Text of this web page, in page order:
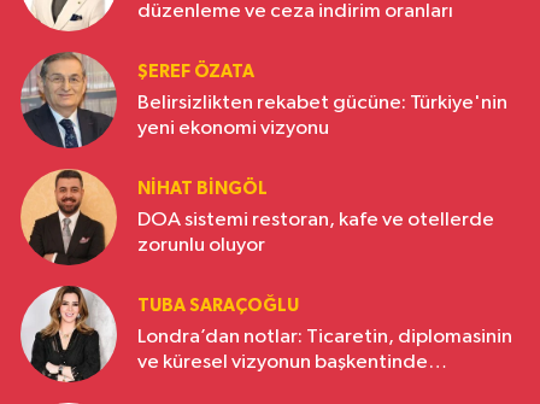
düzenleme ve ceza indirim oranları
ŞEREF ÖZATA
Belirsizlikten rekabet gücüne: Türkiye'nin
yeni ekonomi vizyonu
NIHAT BINGÖL
DOA sistemi restoran, kafe ve otellerde
zorunlu oluyor
TUBA SARAÇOĞLU
Londra’dan notlar: Ticaretin, diplomasinin
ve küresel vizyonun başkentinde